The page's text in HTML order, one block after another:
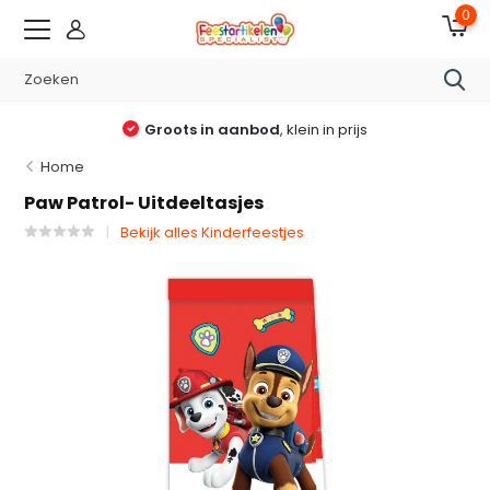
0
Groots in aanbod, klein in prijs
Home
Paw Patrol- Uitdeeltasjes
Bekijk alles Kinderfeestjes